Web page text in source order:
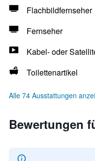
Flachbildfernseher
Fernseher
Kabel- oder
Toilettenartikel
Alle 74 Ausstattungen
Bewertungen